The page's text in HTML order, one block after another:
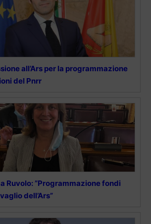
all’Ars per la programmazione
del Pnrr
Ruvolo: ”Programmazione fondi
dell’Ars”